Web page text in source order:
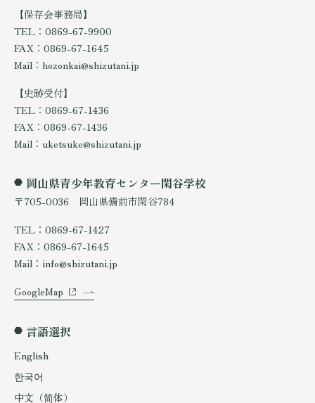
【保存会事務局】
TEL：0869-67-9900
FAX：0869-67-1645
Mail：hozonkai@shizutani.jp
【史跡受付】
TEL：0869-67-1436
FAX：0869-67-1436
Mail：uketsuke@shizutani.jp
岡山県青少年教育センター閑谷学校
〒705-0036 岡山県備前市閑谷784
TEL：0869-67-1427
FAX：0869-67-1645
Mail：info@shizutani.jp
GoogleMap
言語選択
English
한국어
中文（简体）